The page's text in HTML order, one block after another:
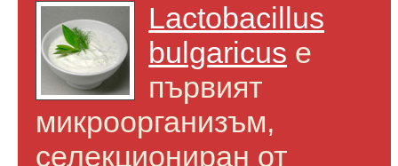
Lactobacillus
bulgaricus е
първият
микроорганизъм,
селекциониран от